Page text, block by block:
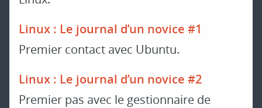
Linux : Le journal d’un novice #1
Premier contact avec Ubuntu.
Linux : Le journal d’un novice #2
Premier pas avec le gestionnaire de